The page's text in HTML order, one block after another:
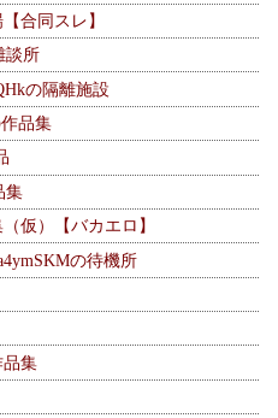
合同スレ】
談所
の隔離施設
品集
集
仮）【バカエロ】
の待機所
品集